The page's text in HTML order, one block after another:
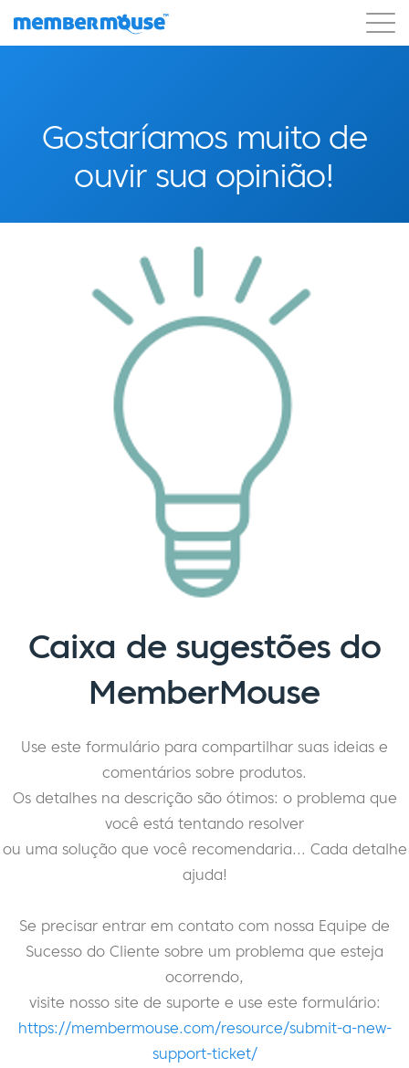
Gostaríamos muito de
ouvir sua opinião!
Caixa de sugestões do
MemberMouse
Use este formulário para compartilhar suas ideias e
comentários sobre produtos.
Os detalhes na descrição são ótimos: o problema que
você está tentando resolver
ou uma solução que você recomendaria... Cada detalhe
ajuda!
Se precisar entrar em contato com nossa Equipe de
Sucesso do Cliente sobre um problema que esteja
ocorrendo,
visite nosso site de suporte e use este formulário:
https://membermouse.com/resource/submit-a-new-
support-ticket/